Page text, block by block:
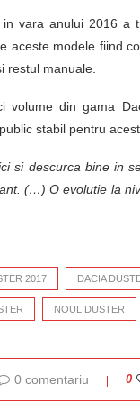
vara anului 2016
aceste modele fiind
restul manuale.
volume din gama
stabil pentru
si descurca bine in
(…) O evolutie la
2017 DACIA
NOUL DUSTER
0 comentariu 0